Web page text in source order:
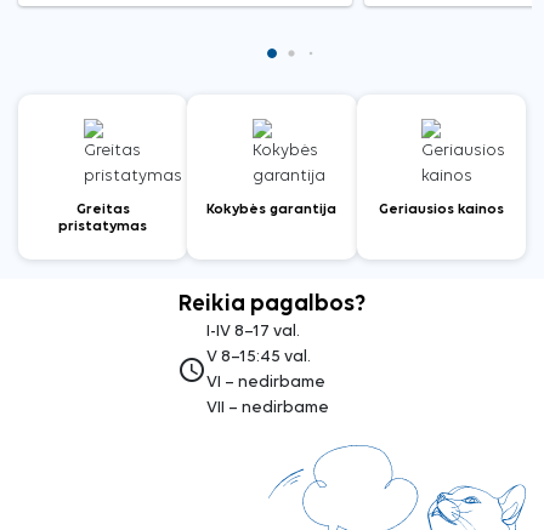
Greitas
pristatymas
Kokybės garantija Geriausios kainos
Reikia pagalbos?
access_time
I-IV 8–17 val.
V 8–15:45 val.
VI – nedirbame
VII – nedirbame